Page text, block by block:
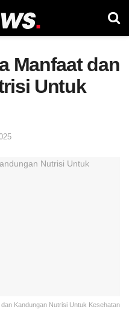
Manfaat dan
Untuk
Kandungan Nutrisi Untuk Kesehatan